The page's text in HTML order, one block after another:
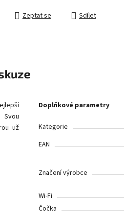
Zeptat se Sdílet
Svou
už
Doplňkové parametry
Kategorie
EAN
Značení výrobce
Wi-Fi
Čočka